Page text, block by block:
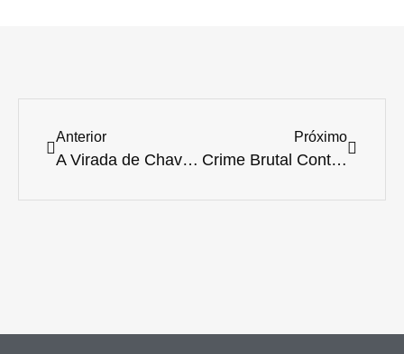
Anterior
A Virada de Chave na Veterinária: Da Cura à Prevenção para uma Vida Animal Mais Longa e Saudável
Próximo
Crime Brutal Contra Gata em Joinville Intensifica Alerta Nacional Contra Maus-Tratos Animais